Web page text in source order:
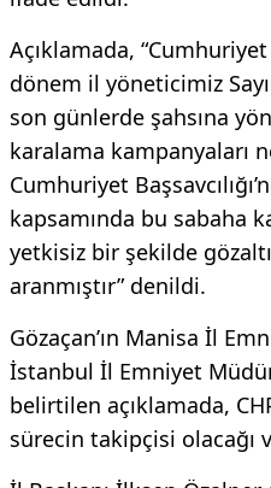
Açıklamada,
dönem il yöneticimiz
son günlerde şahsına
karalama kampanyaları
Cumhuriyet
kapsamında bu sabaha
yetkisiz bir şekilde
aranmıştır” denildi.
Gözaçan’ın Manisa İl
İstanbul İl Emniyet
belirtilen açıklamada,
sürecin takipçisi olacağı